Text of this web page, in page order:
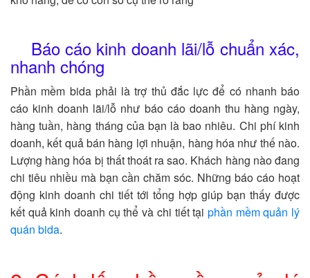
Báo cáo kinh doanh lãi/lỗ chuẩn xác,
nhanh chóng
Phần mềm bida phải là trợ thủ đắc lực để có nhanh báo
cáo kinh doanh lãi/lỗ như báo cáo doanh thu hàng ngày,
hàng tuần, hàng tháng của bạn là bao nhiêu. Chi phí kinh
doanh, kết quả bán hàng lợi nhuận, hàng hóa như thế nào.
Lượng hàng hóa bị thất thoát ra sao. Khách hàng nào đang
chi tiêu nhiều mà bạn cần chăm sóc. Những báo cáo hoạt
động kinh doanh chi tiết tới tổng hợp giúp bạn thấy được
kết quả kinh doanh cụ thể và chi tiết tại phần mềm quản lý
quán bida.